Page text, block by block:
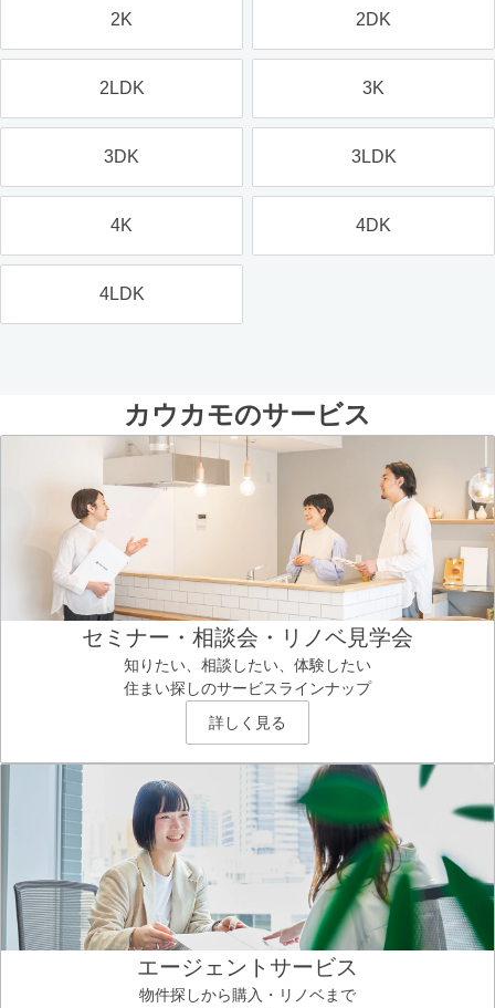
2K 2DK
2LDK 3K
3DK 3LDK
4K 4DK
4LDK
カウカモのサービス
セミナー・相談会・リノベ見学会
知りたい、相談したい、体験したい
住まい探しのサービスラインナップ
詳しく見る
エージェントサービス
物件探しから購入・リノベまで